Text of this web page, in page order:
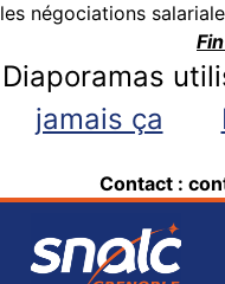
les négociations
Diaporamas
jamais ça
Contact :